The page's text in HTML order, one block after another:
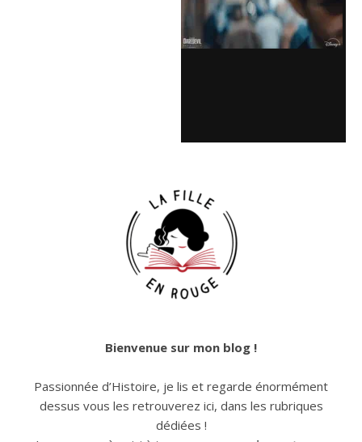
Bienvenue sur mon blog !
Passionnée d’Histoire, je lis et regarde énormément
dessus vous les retrouverez ici, dans les rubriques
dédiées !